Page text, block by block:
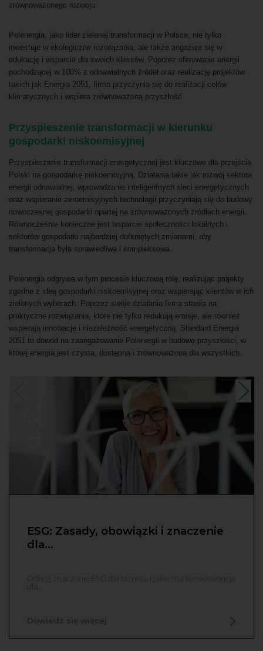
zrównoważonego rozwoju.
Polenergia, jako lider zielonej transformacji w Polsce, nie tylko
inwestuje w ekologiczne rozwiązania, ale także angażuje się w
edukację i wsparcie dla swoich klientów. Poprzez oferowanie energii
pochodzącej w 100% z odnawialnych źródeł oraz realizację projektów
takich jak Energia 2051, firma przyczynia się do realizacji celów
klimatycznych i wspiera zrównoważoną przyszłość.
Przyspieszenie transformacji w kierunku
gospodarki niskoemisyjnej
Przyspieszenie transformacji energetycznej jest kluczowe dla przejścia
Polski na gospodarkę niskoemisyjną. Działania takie jak rozwój sektora
energii odnawialnej, wprowadzanie inteligentnych sieci energetycznych
oraz wspieranie zeroemisyjnych technologii przyczyniają się do budowy
nowoczesnej gospodarki opartej na zrównoważonych źródłach energii.
Równocześnie konieczne jest wsparcie społeczności lokalnych i
sektorów gospodarki najbardziej dotkniętych zmianami, aby
transformacja była sprawiedliwa i kompleksowa.
Polenergia odgrywa w tym procesie kluczową rolę, realizując projekty
zgodne z ideą gospodarki niskoemisyjnej oraz wspierając klientów w ich
zielonych wyborach. Poprzez swoje działania firma stawia na
praktyczne rozwiązania, które nie tylko redukują emisje, ale również
wspierają innowacje i niezależność energetyczną. Standard Energia
2051 to dowód na zaangażowanie Polenergii w budowę przyszłości, w
której energia jest czysta, dostępna i zrównoważona dla wszystkich.
ESG: Zasady, obowiązki i znaczenie
dla…